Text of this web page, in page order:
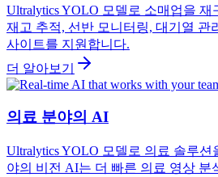
Ultralytics YOLO 모델로 소매업을
재고 추적, 선반 모니터링, 대기열 관
사이트를 지원합니다.
더 알아보기
의료 분야의 AI
Ultralytics YOLO 모델로 의료 솔루
야의 비전 AI는 더 빠른 의료 영상 분